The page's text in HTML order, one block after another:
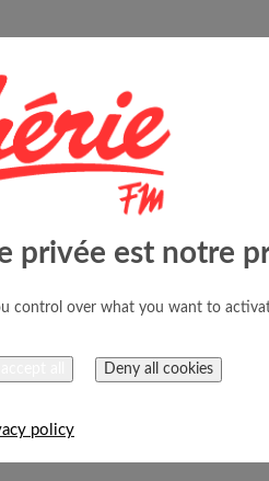
privée est notre
control over what you want to
Deny all cookies
policy